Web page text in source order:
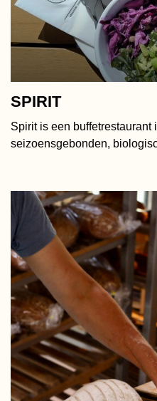
Meedoen
Plantaardig
Wereldsmaken
Zuid
Overige
SPIRIT
Spirit is een buffetrestaurant
seizoensgebonden,